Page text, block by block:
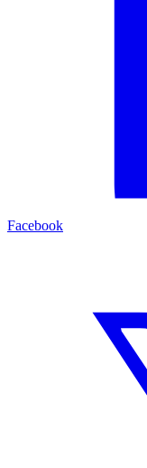
Facebook